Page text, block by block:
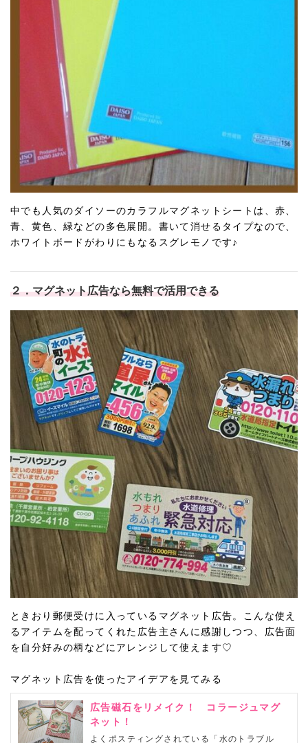
中でも人気のダイソーのカラフルマグネットシートは、赤、
青、黄色、緑などの多色展開。書いて消せるタイプなので、
ホワイトボードがわりにもなるスグレモノです♪
２．マグネット広告なら無料で活用できる
ときおり郵便受けに入っているマグネット広告。こんな使え
るアイテムを配ってくれた広告主さんに感謝しつつ、広告面
を自分好みの柄などにアレンジして使えます♡
マグネット広告を使ったアイデアを見てみる
広告磁石をリメイク！ コラージュマグ
ネット！
よくポスティングされている「水のトラブル